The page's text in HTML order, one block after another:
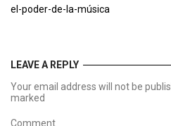
el-poder-de-la-música
LEAVE A REPLY
Your email address will not be
marked
Comment